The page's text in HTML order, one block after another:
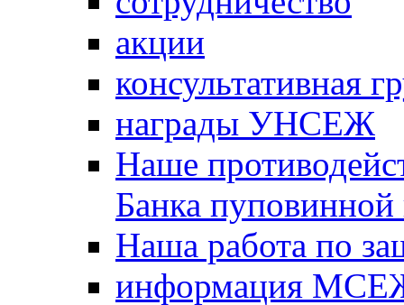
акции
консультативная
награды УНСЕЖ
Наше
Банка
Наша работа по
информация